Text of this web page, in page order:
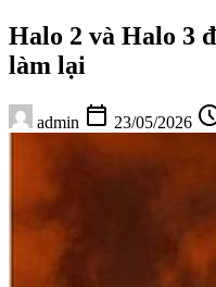
Halo 2 và Halo 3
làm lại
admin calendar_today 23/05/2026